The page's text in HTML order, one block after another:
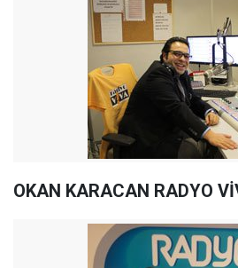
OKAN KARACAN RADYO